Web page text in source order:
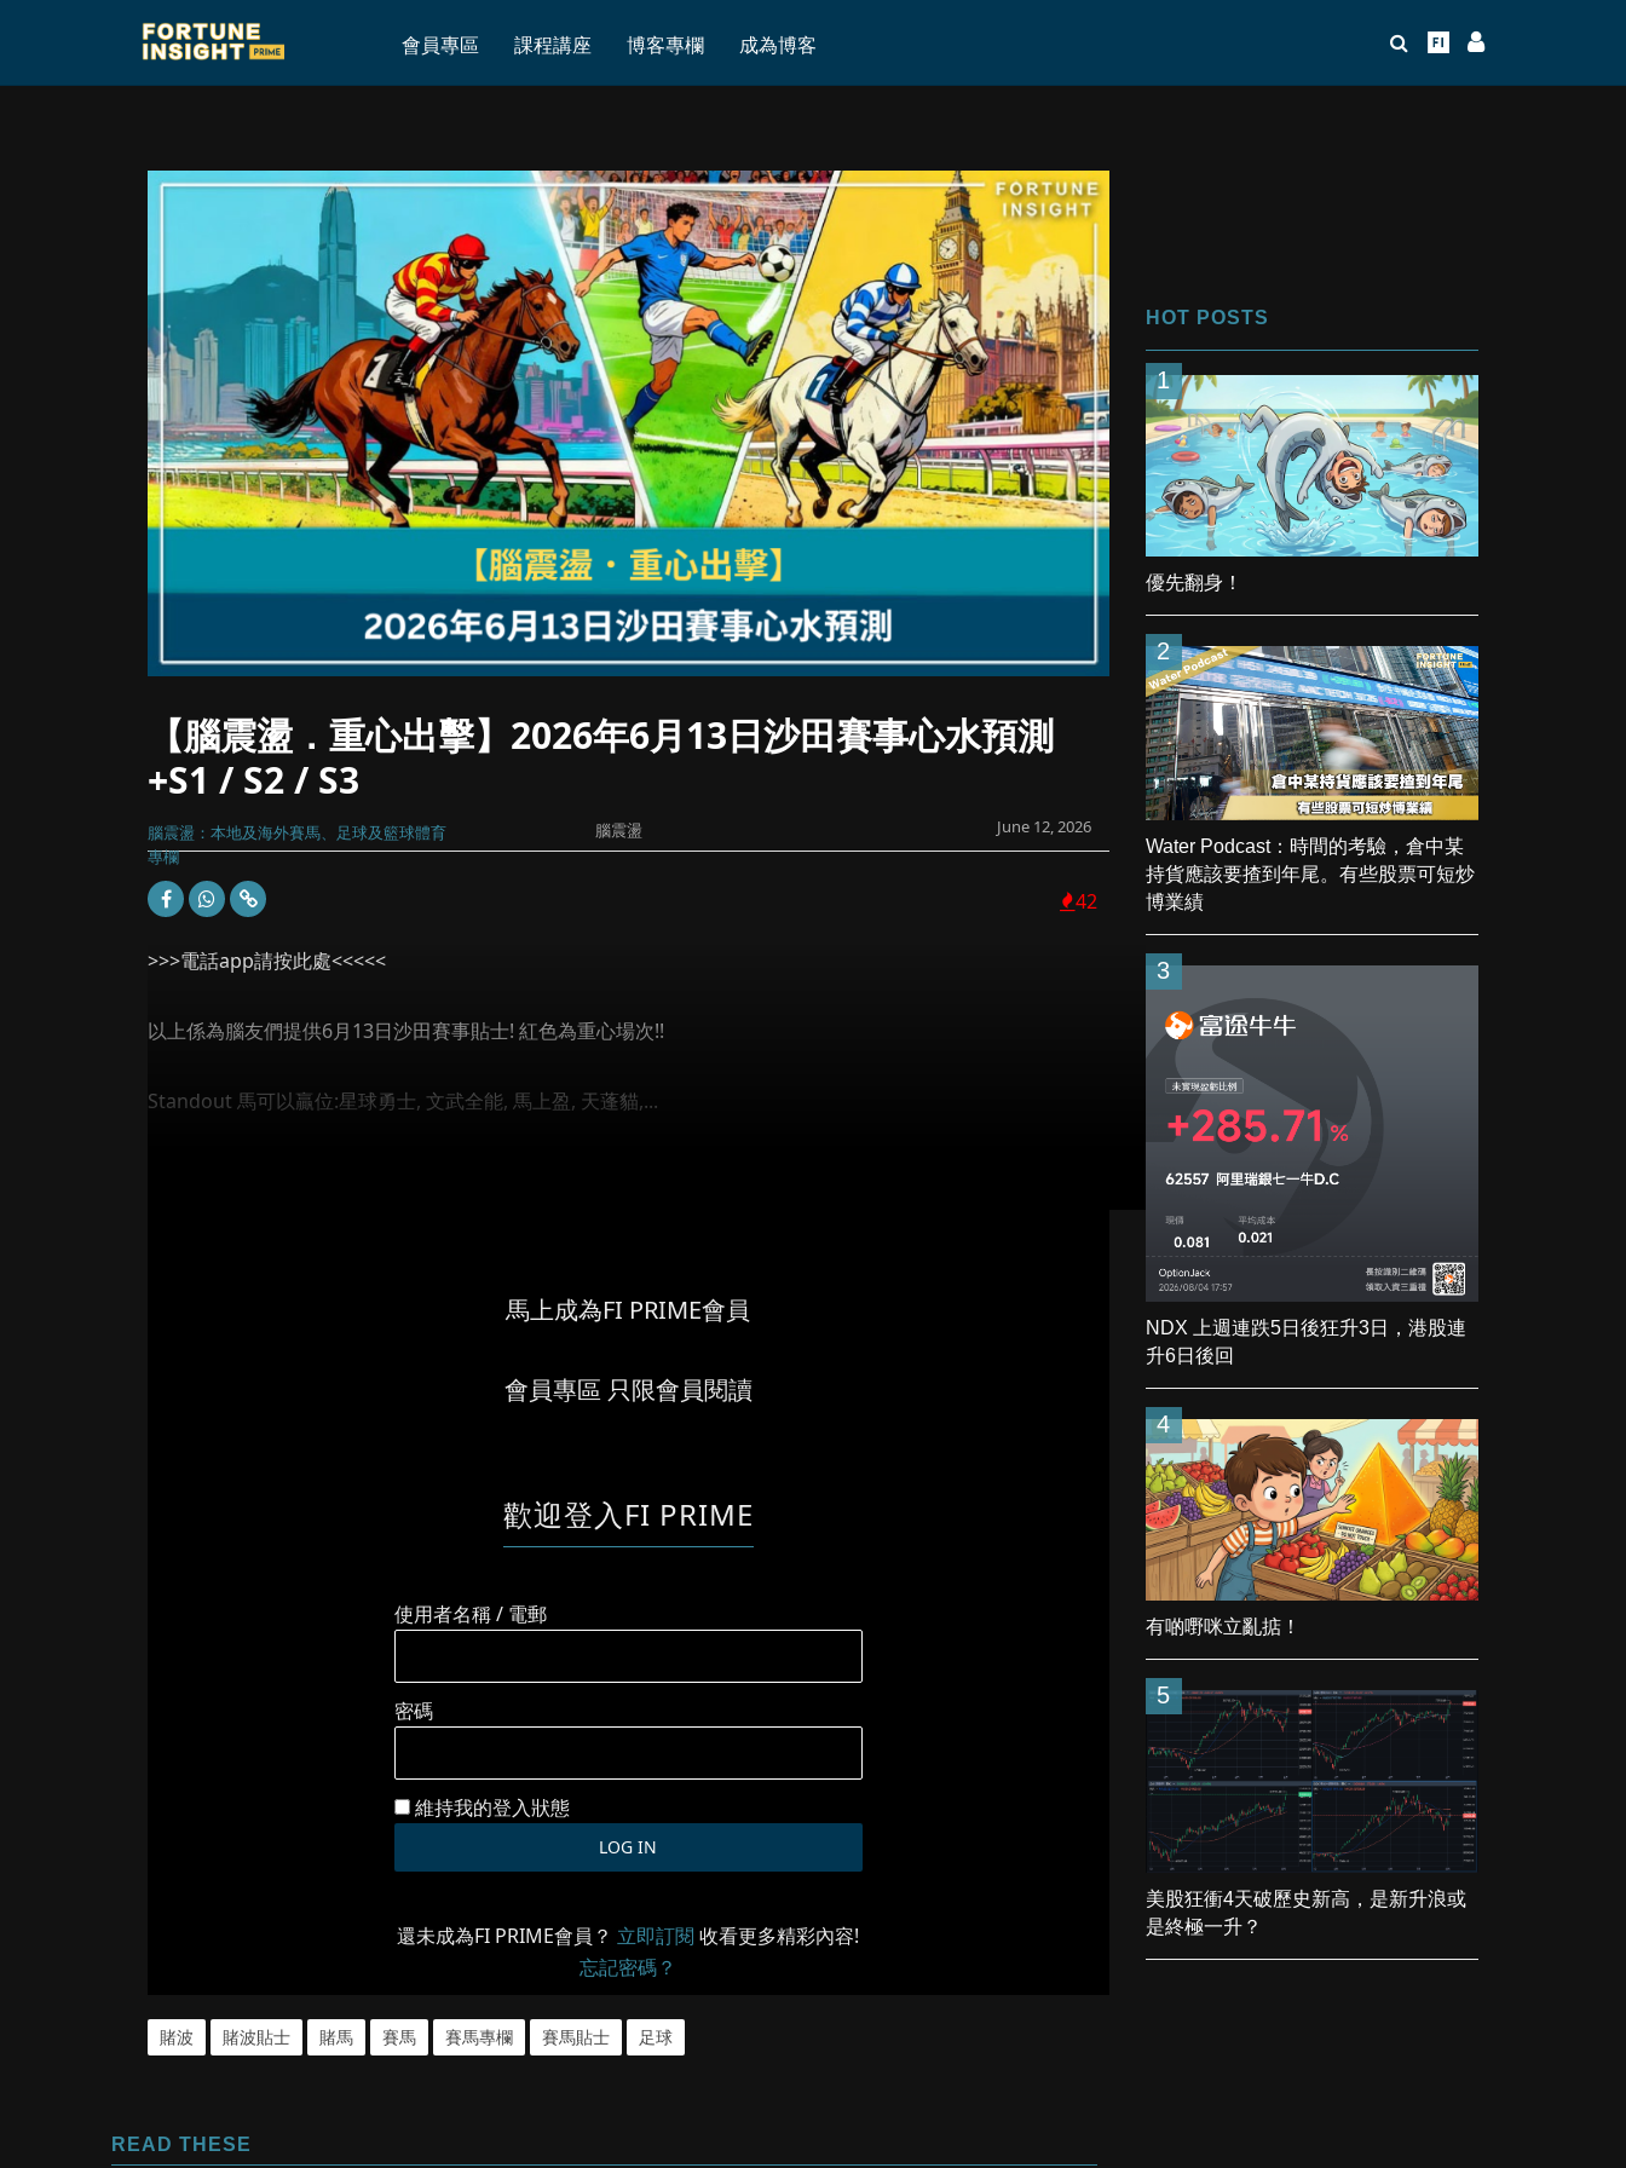
會員專區 課程講座 博客專欄 成為博客
【腦震盪．重心出擊】2026年6月13日沙田賽事心水預測+S1 / S2 / S3
【腦震盪．重心出擊】2026年6月13日沙田賽事心水預測
+S1 / S2 / S3
腦震盪：本地及海外賽馬、足球及籃球體育
專欄
腦震盪 June 12, 2026
42
>>>電話app請按此處<<<<<
以上係為腦友們提供6月13日沙田賽事貼士! 紅色為重心場次!!
Standout 馬可以贏位:星球勇士, 文武全能, 馬上盈, 天蓬貓,...
馬上成為FI PRIME會員
會員專區 只限會員閱讀
歡迎登入FI PRIME
使用者名稱 / 電郵
密碼
維持我的登入狀態
還未成為FI PRIME會員？ 立即訂閱 收看更多精彩內容!
忘記密碼？
賭波 賭波貼士 賭馬 賽馬 賽馬專欄 賽馬貼士 足球
READ THESE
HOT POSTS
1
優先翻身！
2
Water Podcast：時間的考驗，倉中某
持貨應該要揸到年尾。有些股票可短炒
博業績
3
NDX 上週連跌5日後狂升3日，港股連
升6日後回
4
有啲嘢咪立亂掂！
5
美股狂衝4天破歷史新高，是新升浪或
是終極一升？